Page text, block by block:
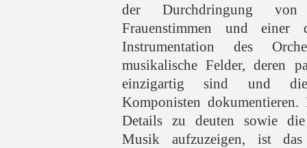
der Durchdringung von
Frauenstimmen und einer
Instrumentation des
musikalische Felder, deren
einzigartig sind und
Komponisten
Details zu deuten sowie die
Musik aufzuzeigen, ist das